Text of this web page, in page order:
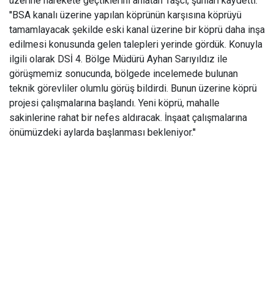
''BSA kanalı üzerine yapılan köprünün karşısına köprüyü
tamamlayacak şekilde eski kanal üzerine bir köprü daha inşa
edilmesi konusunda gelen talepleri yerinde gördük. Konuyla
ilgili olarak DSİ 4. Bölge Müdürü Ayhan Sarıyıldız ile
görüşmemiz sonucunda, bölgede incelemede bulunan
teknik görevliler olumlu görüş bildirdi. Bunun üzerine köprü
projesi çalışmalarına başlandı. Yeni köprü, mahalle
sakinlerine rahat bir nefes aldıracak. İnşaat çalışmalarına
önümüzdeki aylarda başlanması bekleniyor.''